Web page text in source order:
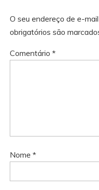
O seu endereço de e-
obrigatórios são
Comentário *
Nome *